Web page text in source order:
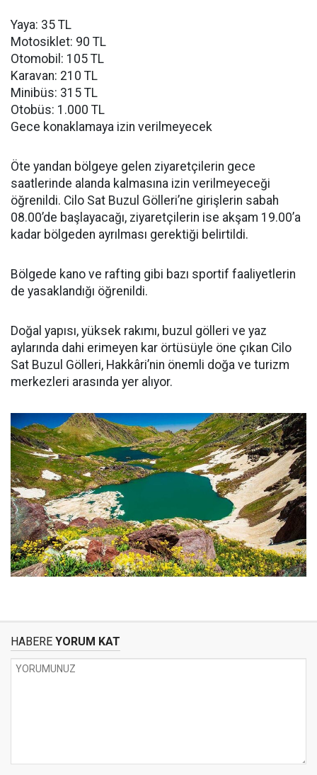
Yaya: 35 TL
Motosiklet: 90 TL
Otomobil: 105 TL
Karavan: 210 TL
Minibüs: 315 TL
Otobüs: 1.000 TL
Gece konaklamaya izin verilmeyecek
Öte yandan bölgeye gelen ziyaretçilerin gece
saatlerinde alanda kalmasına izin verilmeyeceği
öğrenildi. Cilo Sat Buzul Gölleri’ne girişlerin sabah
08.00’de başlayacağı, ziyaretçilerin ise akşam 19.00’a
kadar bölgeden ayrılması gerektiği belirtildi.
Bölgede kano ve rafting gibi bazı sportif faaliyetlerin
de yasaklandığı öğrenildi.
Doğal yapısı, yüksek rakımı, buzul gölleri ve yaz
aylarında dahi erimeyen kar örtüsüyle öne çıkan Cilo
Sat Buzul Gölleri, Hakkâri’nin önemli doğa ve turizm
merkezleri arasında yer alıyor.
HABERE YORUM KAT